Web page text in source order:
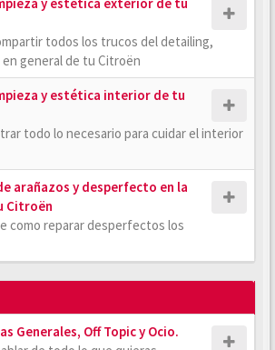
todos los trucos del detailing,
general de tu Citroën
y estética interior de tu
todo lo necesario para cuidar el interior
arañazos y desperfecto en la
Citroën
como reparar desperfectos los
Generales, Off Topic y Ocio.